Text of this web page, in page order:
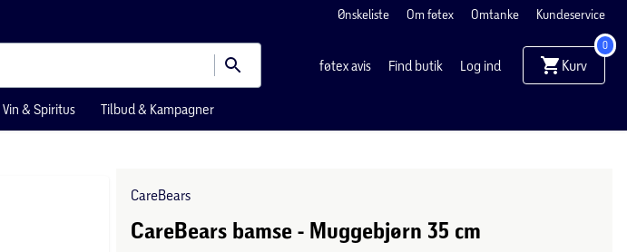
Ønskeliste Om føtex Omtanke Kundeservice
føtex avis Find butik Log ind Kurv
0
Vin & Spiritus Tilbud & Kampagner
CareBears
CareBears bamse - Muggebjørn 35 cm